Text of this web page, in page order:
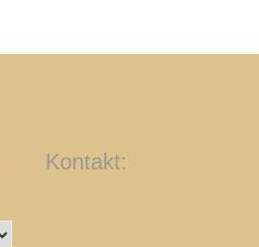
Kontakt: